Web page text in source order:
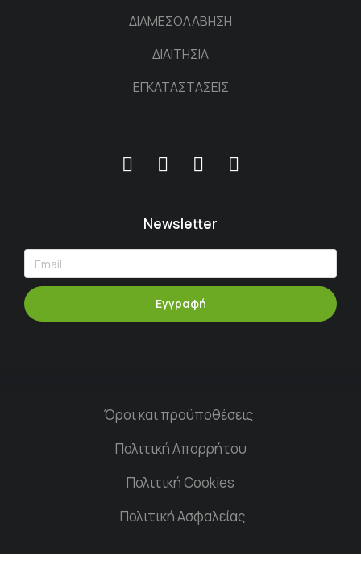
ΔΙΑΜΕΣΟΛΑΒΗΣΗ
ΔΙΑΙΤΗΣΙΑ
ΕΓΚΑΤΑΣΤΑΣΕΙΣ
Newsletter
Εγγραφή
Όροι και προϋποθέσεις
Πολιτική Απορρήτου
Πολιτική Cookies
Πολιτική Ασφαλείας